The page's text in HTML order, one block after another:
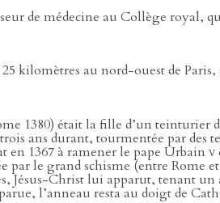
de médecine au Collège royal,
kilomètres au nord-ouest de
1380) était la fille d’un
ans durant, tourmentée par des
en 1367 à ramener le pape Urbain v
par le grand schisme (entre
Jésus-Christ lui apparut, tenant
l’anneau resta au doigt de